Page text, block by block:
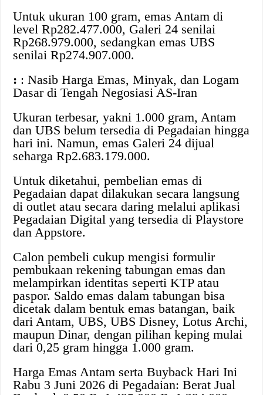
Untuk ukuran 100 gram, emas Antam di
level Rp282.477.000, Galeri 24 senilai
Rp268.979.000, sedangkan emas UBS
senilai Rp274.907.000.
: : Nasib Harga Emas, Minyak, dan Logam
Dasar di Tengah Negosiasi AS-Iran
Ukuran terbesar, yakni 1.000 gram, Antam
dan UBS belum tersedia di Pegadaian hingga
hari ini. Namun, emas Galeri 24 dijual
seharga Rp2.683.179.000.
Untuk diketahui, pembelian emas di
Pegadaian dapat dilakukan secara langsung
di outlet atau secara daring melalui aplikasi
Pegadaian Digital yang tersedia di Playstore
dan Appstore.
Calon pembeli cukup mengisi formulir
pembukaan rekening tabungan emas dan
melampirkan identitas seperti KTP atau
paspor. Saldo emas dalam tabungan bisa
dicetak dalam bentuk emas batangan, baik
dari Antam, UBS, UBS Disney, Lotus Archi,
maupun Dinar, dengan pilihan keping mulai
dari 0,25 gram hingga 1.000 gram.
Harga Emas Antam serta Buyback Hari Ini
Rabu 3 Juni 2026 di Pegadaian: Berat Jual